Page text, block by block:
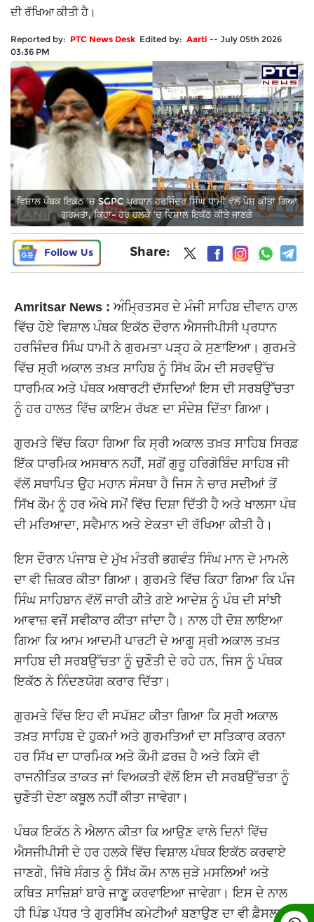
ਦੀ ਰੱਖਿਆ ਕੀਤੀ ਹੈ।
Reported by: PTC News Desk Edited by: Aarti -- July 05th 2026
03:36 PM
ਵਿਸ਼ਾਲ ਪੰਥਕ ਇਕੱਠ ’ਚ SGPC ਪ੍ਰਧਾਨ ਹਰਜਿੰਦਰ ਸਿੰਘ ਧਾਮੀ ਵੱਲੋਂ ਪੇਸ਼ ਕੀਤਾ ਗਿਆ
ਗੁਰਮਤਾ, ਕਿਹਾ- ਹਰ ਹਲਕੇ ’ਚ ਵਿਸ਼ਾਲ ਇਕੱਠ ਕੀਤੇ ਜਾਣਗੇ
Follow Us Share:
Amritsar News : ਅੰਮ੍ਰਿਤਸਰ ਦੇ ਮੰਜੀ ਸਾਹਿਬ ਦੀਵਾਨ ਹਾਲ
ਵਿੱਚ ਹੋਏ ਵਿਸ਼ਾਲ ਪੰਥਕ ਇਕੱਠ ਦੌਰਾਨ ਐਸਜੀਪੀਸੀ ਪ੍ਰਧਾਨ
ਹਰਜਿੰਦਰ ਸਿੰਘ ਧਾਮੀ ਨੇ ਗੁਰਮਤਾ ਪੜ੍ਹ ਕੇ ਸੁਣਾਇਆ। ਗੁਰਮਤੇ
ਵਿੱਚ ਸ੍ਰੀ ਅਕਾਲ ਤਖ਼ਤ ਸਾਹਿਬ ਨੂੰ ਸਿੱਖ ਕੌਮ ਦੀ ਸਰਵਉੱਚ
ਧਾਰਮਿਕ ਅਤੇ ਪੰਥਕ ਅਥਾਰਟੀ ਦੱਸਦਿਆਂ ਇਸ ਦੀ ਸਰਬਉੱਚਤਾ
ਨੂੰ ਹਰ ਹਾਲਤ ਵਿੱਚ ਕਾਇਮ ਰੱਖਣ ਦਾ ਸੰਦੇਸ਼ ਦਿੱਤਾ ਗਿਆ।
ਗੁਰਮਤੇ ਵਿੱਚ ਕਿਹਾ ਗਿਆ ਕਿ ਸ੍ਰੀ ਅਕਾਲ ਤਖ਼ਤ ਸਾਹਿਬ ਸਿਰਫ਼
ਇੱਕ ਧਾਰਮਿਕ ਅਸਥਾਨ ਨਹੀਂ, ਸਗੋਂ ਗੁਰੂ ਹਰਿਗੋਬਿੰਦ ਸਾਹਿਬ ਜੀ
ਵੱਲੋਂ ਸਥਾਪਿਤ ਉਹ ਮਹਾਨ ਸੰਸਥਾ ਹੈ ਜਿਸ ਨੇ ਚਾਰ ਸਦੀਆਂ ਤੋਂ
ਸਿੱਖ ਕੌਮ ਨੂੰ ਹਰ ਔਖੇ ਸਮੇਂ ਵਿੱਚ ਦਿਸ਼ਾ ਦਿੱਤੀ ਹੈ ਅਤੇ ਖਾਲਸਾ ਪੰਥ
ਦੀ ਮਰਿਆਦਾ, ਸਵੈਮਾਨ ਅਤੇ ਏਕਤਾ ਦੀ ਰੱਖਿਆ ਕੀਤੀ ਹੈ।
ਇਸ ਦੌਰਾਨ ਪੰਜਾਬ ਦੇ ਮੁੱਖ ਮੰਤਰੀ ਭਗਵੰਤ ਸਿੰਘ ਮਾਨ ਦੇ ਮਾਮਲੇ
ਦਾ ਵੀ ਜ਼ਿਕਰ ਕੀਤਾ ਗਿਆ। ਗੁਰਮਤੇ ਵਿੱਚ ਕਿਹਾ ਗਿਆ ਕਿ ਪੰਜ
ਸਿੰਘ ਸਾਹਿਬਾਨ ਵੱਲੋਂ ਜਾਰੀ ਕੀਤੇ ਗਏ ਆਦੇਸ਼ ਨੂੰ ਪੰਥ ਦੀ ਸਾਂਝੀ
ਆਵਾਜ਼ ਵਜੋਂ ਸਵੀਕਾਰ ਕੀਤਾ ਜਾਂਦਾ ਹੈ। ਨਾਲ ਹੀ ਦੋਸ਼ ਲਾਇਆ
ਗਿਆ ਕਿ ਆਮ ਆਦਮੀ ਪਾਰਟੀ ਦੇ ਆਗੂ ਸ੍ਰੀ ਅਕਾਲ ਤਖ਼ਤ
ਸਾਹਿਬ ਦੀ ਸਰਬਉੱਚਤਾ ਨੂੰ ਚੁਣੌਤੀ ਦੇ ਰਹੇ ਹਨ, ਜਿਸ ਨੂੰ ਪੰਥਕ
ਇਕੱਠ ਨੇ ਨਿੰਦਣਯੋਗ ਕਰਾਰ ਦਿੱਤਾ।
ਗੁਰਮਤੇ ਵਿੱਚ ਇਹ ਵੀ ਸਪੱਸ਼ਟ ਕੀਤਾ ਗਿਆ ਕਿ ਸ੍ਰੀ ਅਕਾਲ
ਤਖ਼ਤ ਸਾਹਿਬ ਦੇ ਹੁਕਮਾਂ ਅਤੇ ਗੁਰਮਤਿਆਂ ਦਾ ਸਤਿਕਾਰ ਕਰਨਾ
ਹਰ ਸਿੱਖ ਦਾ ਧਾਰਮਿਕ ਅਤੇ ਕੌਮੀ ਫ਼ਰਜ਼ ਹੈ ਅਤੇ ਕਿਸੇ ਵੀ
ਰਾਜਨੀਤਿਕ ਤਾਕਤ ਜਾਂ ਵਿਅਕਤੀ ਵੱਲੋਂ ਇਸ ਦੀ ਸਰਬਉੱਚਤਾ ਨੂੰ
ਚੁਣੌਤੀ ਦੇਣਾ ਕਬੂਲ ਨਹੀਂ ਕੀਤਾ ਜਾਵੇਗਾ।
ਪੰਥਕ ਇਕੱਠ ਨੇ ਐਲਾਨ ਕੀਤਾ ਕਿ ਆਉਣ ਵਾਲੇ ਦਿਨਾਂ ਵਿੱਚ
ਐਸਜੀਪੀਸੀ ਦੇ ਹਰ ਹਲਕੇ ਵਿੱਚ ਵਿਸ਼ਾਲ ਪੰਥਕ ਇਕੱਠ ਕਰਵਾਏ
ਜਾਣਗੇ, ਜਿੱਥੇ ਸੰਗਤ ਨੂੰ ਸਿੱਖ ਕੌਮ ਨਾਲ ਜੁੜੇ ਮਸਲਿਆਂ ਅਤੇ
ਕਥਿਤ ਸਾਜ਼ਿਸ਼ਾਂ ਬਾਰੇ ਜਾਣੂ ਕਰਵਾਇਆ ਜਾਵੇਗਾ। ਇਸ ਦੇ ਨਾਲ
ਹੀ ਪਿੰਡ ਪੱਧਰ 'ਤੇ ਗੁਰਸਿੱਖ ਕਮੇਟੀਆਂ ਬਣਾਉਣ ਦਾ ਵੀ ਫ਼ੈਸਲਾ